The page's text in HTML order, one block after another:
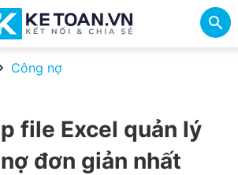
Công nợ
file Excel quản lý
đơn giản nhất